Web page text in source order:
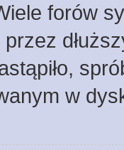
forów
w